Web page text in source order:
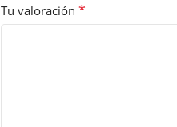
Tu valoración *